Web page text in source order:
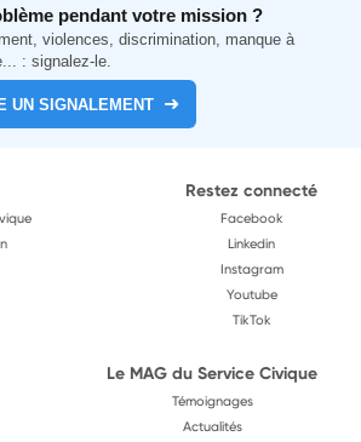
pendant votre mission ?
violences, discrimination, manque à
: signalez-le.
UN SIGNALEMENT
Restez connecté
Facebook
Linkedin
Instagram
Youtube
TikTok
Le MAG du Service Civique
Témoignages
Actualités